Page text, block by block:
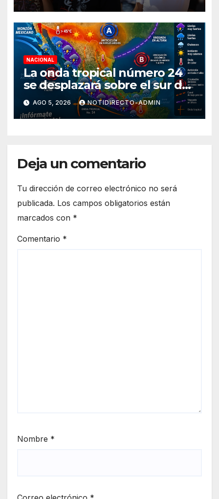
NACIONAL
La onda tropical número 24
se desplazará sobre el sur del
territorio nacional
AGO 5, 2026 NOTIDIRECTO-ADMIN
Deja un comentario
Tu dirección de correo electrónico no será
publicada. Los campos obligatorios están
marcados con *
Comentario *
Nombre *